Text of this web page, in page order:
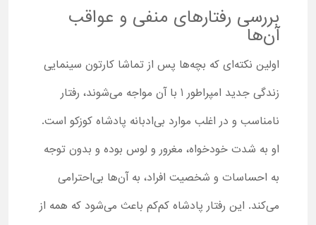
بررسی رفتارهای منفی و عواقب
آن‌ها
اولین نکته‌ای که بچه‌ها پس از تماشا کارتون سینمایی
زندگی جدید امپراطور 1 با آن مواجه می‌شوند، رفتار
نامناسب و در اغلب موارد بی‌ادبانه پادشاه کوزکو است.
او به شدت خودخواه، مغرور و لوس بوده و بدون توجه
به احساسات و شخصیت افراد، به آن‌ها بی‌احترامی
می‌کند. این رفتار پادشاه کم‌کم باعث می‌شود که همه از